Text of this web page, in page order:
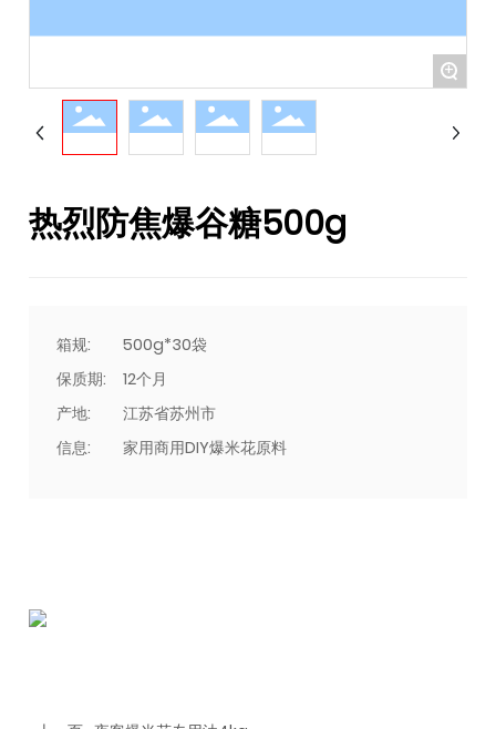
+
热烈防焦爆谷糖500g
箱规:
500g*30袋
保质期:
12个月
产地:
江苏省苏州市
信息:
家用商用DIY爆米花原料